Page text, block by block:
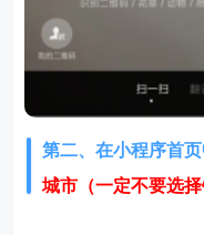
第二、在小程序首
城市（一定不要选择